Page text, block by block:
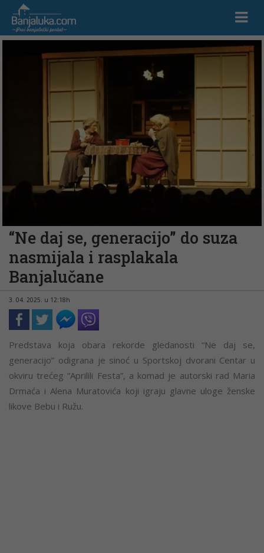
“Ne daj se, generacijo” do suza
nasmijala i rasplakala
Banjalučane
3. 04. 2025. u 12:18h
Predstava koja obara rekorde gledanosti “Ne daj se,
generacijo” odigrana je sinoć u Sportskoj dvorani Centar u
okviru trećeg “Aprilili Festa”, a komad je autorski rad Maria
Drmaća i Alena Muratovića koji igraju glavne uloge ženske
likove Bebu i Ružu.